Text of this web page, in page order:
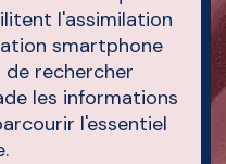
l'assimilation
smartphone
rechercher
les informations
l'essentiel